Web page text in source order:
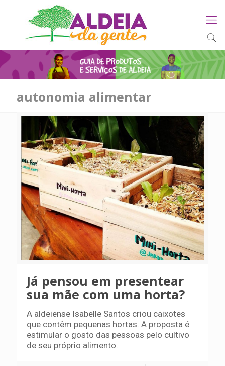
autonomia alimentar
Já pensou em presentear
sua mãe com uma horta?
A aldeiense Isabelle Santos criou caixotes
que contêm pequenas hortas. A proposta é
estimular o gosto das pessoas pelo cultivo
de seu próprio alimento.